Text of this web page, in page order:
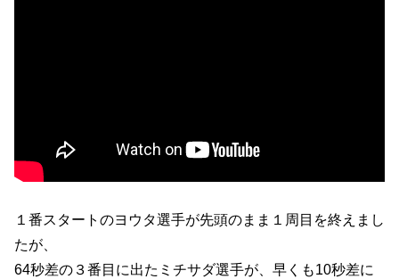
１番スタートのヨウタ選手が先頭のまま１周目を終えまし
たが、
64秒差の３番目に出たミチサダ選手が、早くも10秒差に